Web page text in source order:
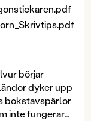
börjar
dyker upp
bokstavspärlor
inte fungerar